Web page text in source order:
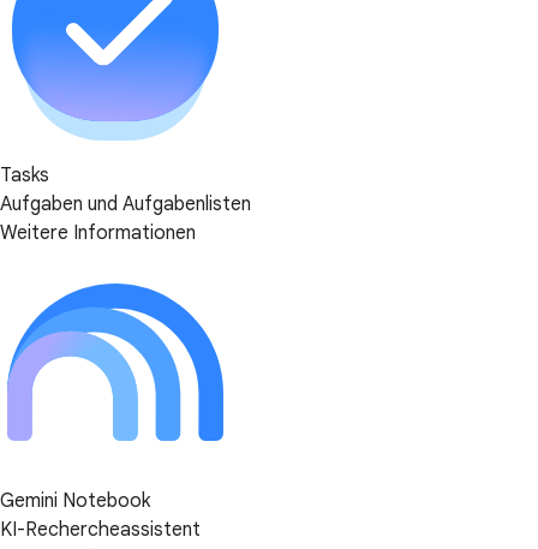
Tasks
Aufgaben und Aufgabenlisten
Weitere Informationen
Gemini Notebook
KI-Rechercheassistent